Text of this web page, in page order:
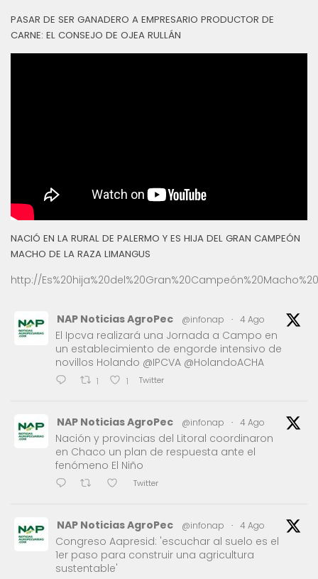
PASAR DE SER GANADERO A EMPRESARIO PRODUCTOR DE
CARNE: EL CONSEJO DE OJEA RULLÁN
NACIÓ EN LA RURAL DE PALERMO Y ES HIJA DEL GRAN CAMPEÓN
MACHO DE LA RAZA LIMANGUS
http://
NAP Noticias AgroPec @infonap · 4 Ago
El Ipcva realizará una Jornada a Campo en
un establecimiento de engorde intensivo de
novillos Holando @IPCVA @HolandoACHA
1 1 Twitter
NAP Noticias AgroPec @infonap · 4 Ago
Nación y provincias del Litoral coordinaron
en Chaco un plan de respuesta ante el
fenómeno El Niño
Twitter
NAP Noticias AgroPec @infonap · 4 Ago
Congreso Aapresid: 'escuchar al suelo es el
1er paso para construir una agricultura
sustentable'